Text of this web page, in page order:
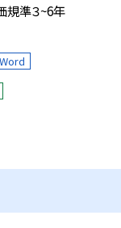
準３~6年
Word